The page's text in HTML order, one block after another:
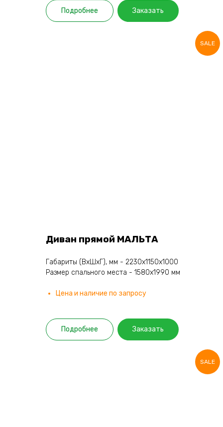
Подробнее Заказать
SALE
Диван прямой МАЛЬТА
Габариты (ВхШхГ), мм - 2230х1150х1000
Размер спального места - 1580х1990 мм
Цена и наличие по запросу
Подробнее Заказать
SALE